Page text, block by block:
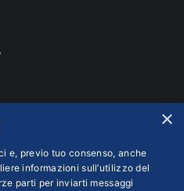
×
e, previo tuo consenso, anche
informazioni sull’utilizzo del
parti per inviarti messaggi